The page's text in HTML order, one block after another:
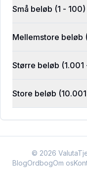
Små beløb (1 - 100)
Mellemstore beløb
Større beløb
Store beløb
© 2026
BlogOrdbogOm os